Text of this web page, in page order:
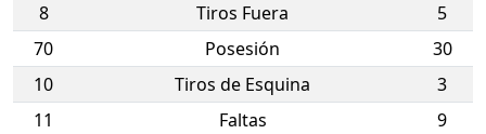
8
Tiros Fuera
5
70
Posesión
30
10
Tiros de Esquina
3
11
Faltas
9